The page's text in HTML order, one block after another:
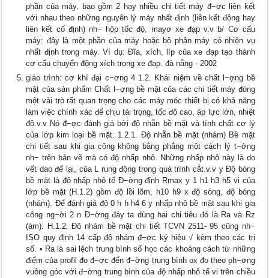
phần của máy, bao gồm 2 hay nhiều chi tiết máy đ−ợc liên kết
với nhau theo những nguyên lý máy nhất định (liên kết động hay
liên kết cố định) nh− hộp tốc độ, mayơ xe đạp v.v b/ Cơ cấu
máy: đây là một phần của máy hoặc bộ phận máy có nhiện vụ
nhất định trong máy. Ví dụ: Đĩa, xích, líp của xe đạp tạo thành
cơ cấu chuyển động xích trong xe đạp. đà nẵng - 2002
giáo trình: cơ khí đại c−ơng 4 1.2. Khái niệm về chất l−ợng bề
mặt của sản phẩm Chất l−ợng bề mặt của các chi tiết máy đóng
một vài trò rất quan trọng cho các máy móc thiết bị có khả năng
làm việc chính xác để chịu tải trọng, tốc độ cao, áp lực lớn, nhiệt
độ.v.v Nó đ−ợc đánh giá bởi độ nhẵn bề mặt và tính chất cơ lý
của lớp kim loại bề mặt. 1.2.1. Độ nhẵn bề mặt (nhám) Bề mặt
chi tiết sau khi gia công không bằng phẳng một cách lý t−ởng
nh− trên bản vẽ mà có độ nhấp nhô. Những nhấp nhô này là do
vết dao để lại, của L rung động trong quá trình cắt.v.v y Độ bóng
bề mặt là độ nhấp nhô tế Đ−ờng đỉnh Rmax y 1 h1 h3 h5 vi của
lớp bề mặt (H.1.2) gồm độ lồi lõm, h10 h9 x độ sóng, độ bóng
(nhám). Để đánh giá độ 0 h h h4 6 y nhấp nhô bề mặt sau khi gia
công ng−ời 2 n Đ−ờng đáy ta dùng hai chỉ tiêu đó là Ra và Rz
(àm). H.1.2. Độ nhám bề mặt chi tiết TCVN 2511- 95 cũng nh−
ISO quy định 14 cấp độ nhám đ−ợc ký hiệu √ kèm theo các trị
số. • Ra là sai lệch trung bình số học các khoảng cách từ những
điểm của profil đo đ−ợc đến đ−ờng trung bình ox đo theo ph−ơng
vuông góc với đ−ờng trung bình của độ nhấp nhô tế vi trên chiều